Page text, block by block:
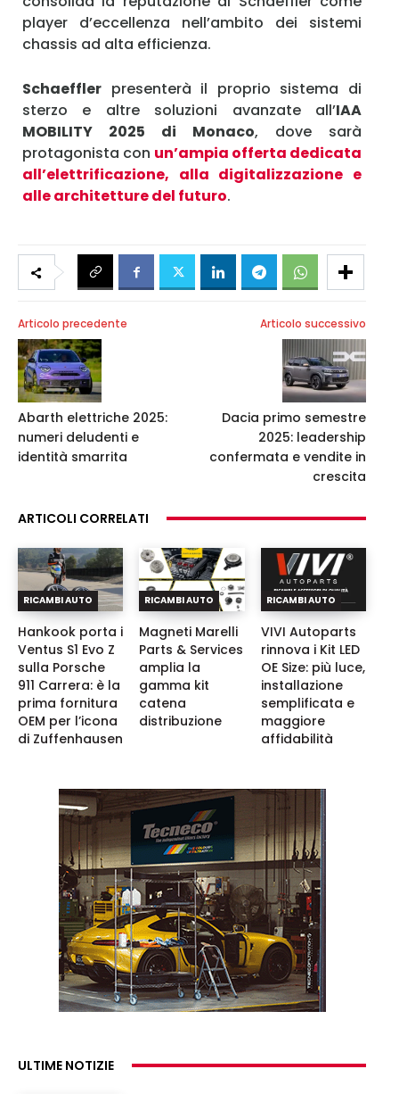
player d’eccellenza nell’ambito dei sistemi
chassis ad alta efficienza.
Schaeffler presenterà il proprio sistema di
sterzo e altre soluzioni avanzate all’IAA
MOBILITY 2025 di Monaco, dove sarà
protagonista con un’ampia offerta dedicata
all’elettrificazione, alla digitalizzazione e
alle architetture del futuro.
Articolo precedente
Abarth elettriche 2025:
numeri deludenti e
identità smarrita
Articolo successivo
Dacia primo semestre
2025: leadership
confermata e vendite in
crescita
ARTICOLI CORRELATI
RICAMBI AUTO
Hankook porta i
Ventus S1 Evo Z
sulla Porsche
911 Carrera: è la
prima fornitura
OEM per l’icona
di Zuffenhausen
RICAMBI AUTO
Magneti Marelli
Parts & Services
amplia la
gamma kit
catena
distribuzione
RICAMBI AUTO
VIVI Autoparts
rinnova i Kit LED
OE Size: più luce,
installazione
semplificata e
maggiore
affidabilità
ULTIME NOTIZIE